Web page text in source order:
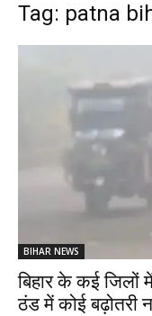
Tag: patna
BIHAR NEWS
बिहार के कई जिलों
ठंड में कोई बढ़ोतरी